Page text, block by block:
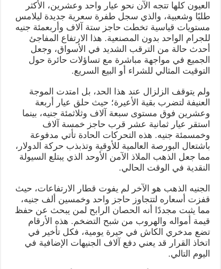
العيون كلها تتجه الآن نحو عيار واحد وعشرين، الأكثر
طلبًا وشعبية، والذي سجل طفرة سعرية جديدة ليلامس
مستويات قياسية تخطت حاجز ستة آلاف وأربعمئة جنيه
للجرام الواحد بدون المصنعية. هذا الارتفاع المفاجئ
أحدث حالة من الترقب الشديد في الأسواق، وجعل
الجميع في مواجهة مباشرة مع تساؤلات حائرة حول
التوقيت المثالي للشراء أو البيع السريع.
ولم يتوقف الزلزال عند هذا الحد، بل امتدت الموجة
العنيفة لتضرب بقية الأعيرة؛ حيث حلق عيار أربعة
وعشرين فوق مستوى سبعة آلاف وثلاثمئة جنيه، بينما
استقر عيار ثمانية عشر قرب حاجز خمسة آلاف
وخمسمئة جنيه. هذه التحركات الحادة تأتي مدفوعة
باشتعال البورصة العالمية للأوقية وتذبذب حركة الدولار،
مما جعل الذهب الملاذ الآمن الأوحد الذي يبتلع السيولة
النقدية في الوقت الحالي.
الجنيه الذهب هو الآخر لم يفوت قطار الارتفاعات، حيث
قفزت أسعاره لتتجاوز حاجز واحد وخمسين ألف جنيه،
مما يثبت مجددًا أنه الحصان الرابح لمن يبحث عن حفظ
قيمة أمواله والهروب من شبح التضخم. هذه الأرقام
تضع مدخري الكاش في حيرة يومية، فكل تأخير في
اتخاذ القرار قد يعني دفع آلاف الجنيهات الإضافية في
اليوم التالي.